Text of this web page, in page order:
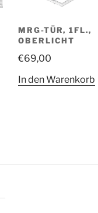
MRG-TÜR, 1FL.,
OBERLICHT
€69,00
In den Warenkorb